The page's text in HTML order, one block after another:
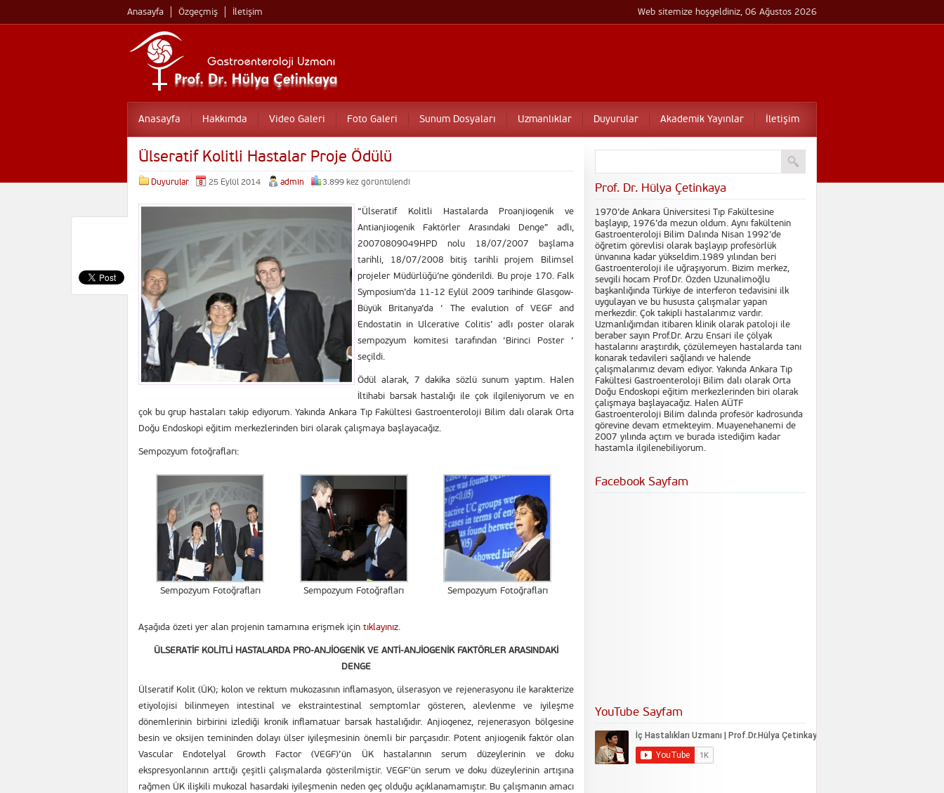
Anasayfa Özgeçmiş İletişim Web sitemize hoşgeldiniz, 06 Ağustos 2026
Anasayfa Hakkımda Video Galeri Foto Galeri Sunum Dosyaları Uzmanlıklar Duyurular Akademik Yayınlar İletişim
Ülseratif Kolitli Hastalar Proje Ödülü
Duyurular 25 Eylül 2014 admin 3.899 kez görüntülendi
“Ülseratif Kolitli Hastalarda Proanjiogenik ve
Antianjiogenik Faktörler Arasındaki Denge” adlı,
20070809049HPD nolu 18/07/2007 başlama
tarihli, 18/07/2008 bitiş tarihli projem Bilimsel
projeler Müdürlüğü’ne gönderildi. Bu proje 170. Falk
Symposium’da 11-12 Eylül 2009 tarihinde Glasgow-
Büyük Britanya’da ‘ The evalution of VEGF and
Endostatin in Ulcerative Colitis’ adlı poster olarak
sempozyum komitesi tarafından ‘Birinci Poster ‘
seçildi.
Ödül alarak, 7 dakika sözlü sunum yaptım. Halen
İltihabi barsak hastalığı ile çok ilgileniyorum ve en
çok bu grup hastaları takip ediyorum. Yakında Ankara Tıp Fakültesi Gastroenteroloji Bilim dalı olarak Orta
Doğu Endoskopi eğitim merkezlerinden biri olarak çalışmaya başlayacağız.
Sempozyum fotoğrafları:
Sempozyum Fotoğrafları Sempozyum Fotoğrafları Sempozyum Fotoğrafları
Aşağıda özeti yer alan projenin tamamına erişmek için tıklayınız.
ÜLSERATİF KOLİTLİ HASTALARDA PRO-ANJİOGENİK VE ANTİ-ANJİOGENİK FAKTÖRLER ARASINDAKİ
DENGE
Ülseratif Kolit (ÜK); kolon ve rektum mukozasının inflamasyon, ülserasyon ve rejenerasyonu ile karakterize
etiyolojisi bilinmeyen intestinal ve ekstraintestinal semptomlar gösteren, alevlenme ve iyileşme
dönemlerinin birbirini izlediği kronik inflamatuar barsak hastalığıdır. Anjiogenez, rejenerasyon bölgesine
besin ve oksijen temininden dolayı ülser iyileşmesinin önemli bir parçasıdır. Potent anjiogenik faktör olan
Vascular Endotelyal Growth Factor (VEGF)’ün ÜK hastalarının serum düzeylerinin ve doku
ekspresyonlarının arttığı çeşitli çalışmalarda gösterilmiştir. VEGF’ün serum ve doku düzeylerinin artışına
rağmen ÜK ilişkili mukozal hasardaki iyileşmenin neden geç olduğu açıklanamamıştır. Bu çalışmanın amacı
Prof. Dr. Hülya Çetinkaya
1970’de Ankara Üniversitesi Tıp Fakültesine
başlayıp, 1976’da mezun oldum. Aynı fakültenin
Gastroenteroloji Bilim Dalında Nisan 1992’de
öğretim görevlisi olarak başlayıp profesörlük
ünvanına kadar yükseldim.1989 yılından beri
Gastroenteroloji ile uğraşıyorum. Bizim merkez,
sevgili hocam Prof.Dr. Özden Uzunalimoğlu
başkanlığında Türkiye de interferon tedavisini ilk
uygulayan ve bu hususta çalışmalar yapan
merkezdir. Çok takipli hastalarımız vardır.
Uzmanlığımdan itibaren klinik olarak patoloji ile
beraber sayın Prof.Dr. Arzu Ensari ile çölyak
hastalarını araştırdık, çözülemeyen hastalarda tanı
konarak tedavileri sağlandı ve halende
çalışmalarımız devam ediyor. Yakında Ankara Tıp
Fakültesi Gastroenteroloji Bilim dalı olarak Orta
Doğu Endoskopi eğitim merkezlerinden biri olarak
çalışmaya başlayacağız. Halen AÜTF
Gastroenteroloji Bilim dalında profesör kadrosunda
görevine devam etmekteyim. Muayenehanemi de
2007 yılında açtım ve burada istediğim kadar
hastamla ilgilenebiliyorum.
Facebook Sayfam
YouTube Sayfam